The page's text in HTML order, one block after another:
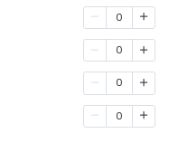
0
0
0
0